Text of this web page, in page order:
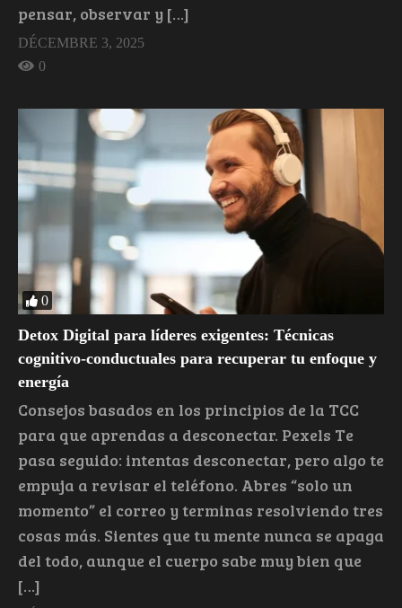
pensar, observar y […]
DÉCEMBRE 3, 2025
0
0
Detox Digital para líderes exigentes: Técnicas
cognitivo-conductuales para recuperar tu enfoque y
energía
Consejos basados en los principios de la TCC
para que aprendas a desconectar. Pexels Te
pasa seguido: intentas desconectar, pero algo te
empuja a revisar el teléfono. Abres “solo un
momento” el correo y terminas resolviendo tres
cosas más. Sientes que tu mente nunca se apaga
del todo, aunque el cuerpo sabe muy bien que
[…]